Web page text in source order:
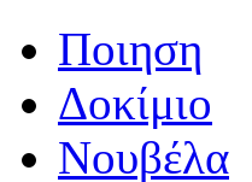
Ποιηση
Δοκίμιο
Νουβέλα